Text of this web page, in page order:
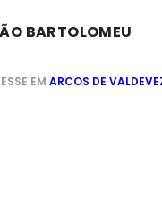
BARTOLOMEU
EM ARCOS DE